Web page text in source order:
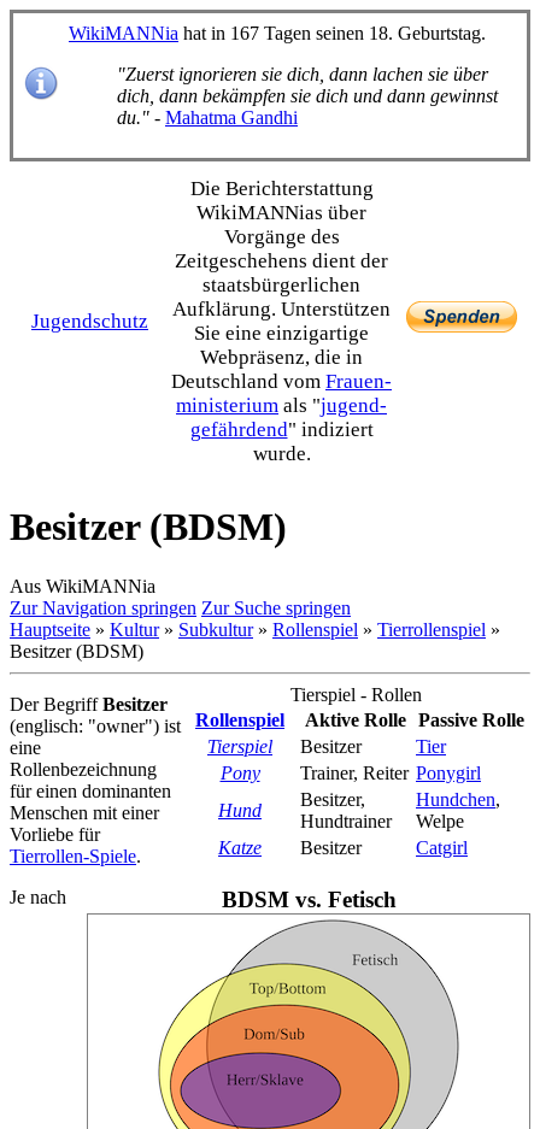
WikiMANNia hat in 167 Tagen seinen 18. Geburtstag.
"Zuerst ignorieren sie dich, dann lachen sie über
dich, dann bekämpfen sie dich und dann gewinnst
du." - Mahatma Gandhi
Jugendschutz
Die Bericht­erstattung
WikiMANNias über
Vorgänge des
Zeitgeschehens dient der
staats­bürgerlichen
Aufklärung. Unterstützen
Sie eine einzig­artige
Webpräsenz, die in
Deutschland vom Frauen­
ministerium als "jugend­
gefährdend" indiziert
wurde.
Besitzer (BDSM)
Aus WikiMANNia
Zur Navigation springen Zur Suche springen
Hauptseite » Kultur» Subkultur» Rollenspiel » Tierrollenspiel »
Besitzer (BDSM)
Tierspiel - Rollen
Rollenspiel
Aktive Rolle Passive Rolle
Tierspiel
Besitzer
Tier
Pony
Trainer, Reiter Ponygirl
Hund
Besitzer,
Hund­trainer
Hundchen,
Welpe
Katze
Besitzer Catgirl
Der BegriffBesitzer
(englisch: "owner") ist
eine
Rollenbezeichnung
für einen dominanten
Menschen mit einer
Vorliebe für
Tierrollen-Spiele.
BDSM vs. Fetisch
Je nach